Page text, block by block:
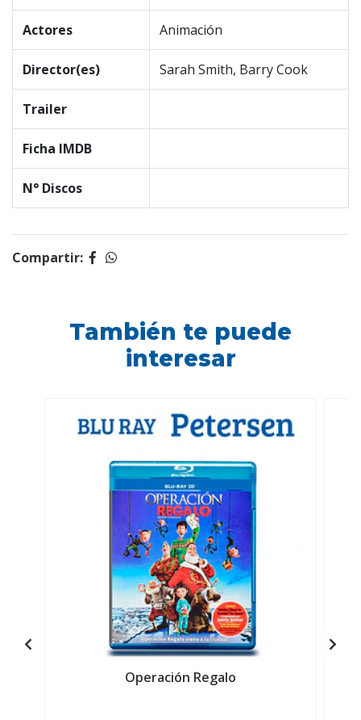
Actores Animación
Director(es) Sarah Smith, Barry Cook
Trailer
Ficha IMDB
N° Discos
Compartir:
También te puede
interesar
Operación Regalo